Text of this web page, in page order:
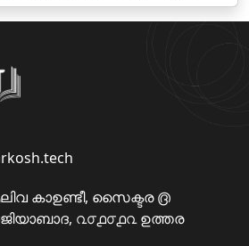
കാഉണ്ടീ, സൈക്ടര ൫
൨൦൧൦൧൨ ഉത്തര